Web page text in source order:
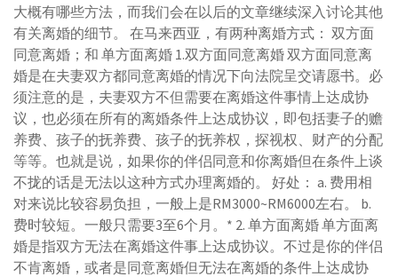
大概有哪些方法，而我们会在以后的文章继续深入讨论其他
有关离婚的细节。 在马来西亚，有两种离婚方式： 双方面
同意离婚；和 单方面离婚 1.双方面同意离婚 双方面同意离
婚是在夫妻双方都同意离婚的情况下向法院呈交请愿书。必
须注意的是，夫妻双方不但需要在离婚这件事情上达成协
议，也必须在所有的离婚条件上达成协议，即包括妻子的赡
养费、孩子的抚养费、孩子的抚养权，探视权、财产的分配
等等。也就是说，如果你的伴侣同意和你离婚但在条件上谈
不拢的话是无法以这种方式办理离婚的。 好处： a. 费用相
对来说比较容易负担，一般上是RM3000~RM6000左右。 b.
费时较短。一般只需要3至6个月。* 2. 单方面离婚 单方面离
婚是指双方无法在离婚这件事上达成协议。不过是你的伴侣
不肯离婚，或者是同意离婚但无法在离婚的条件上达成协